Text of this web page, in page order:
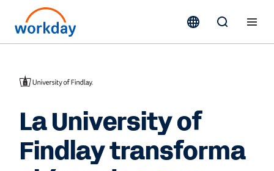
La University of
Findlay transforma